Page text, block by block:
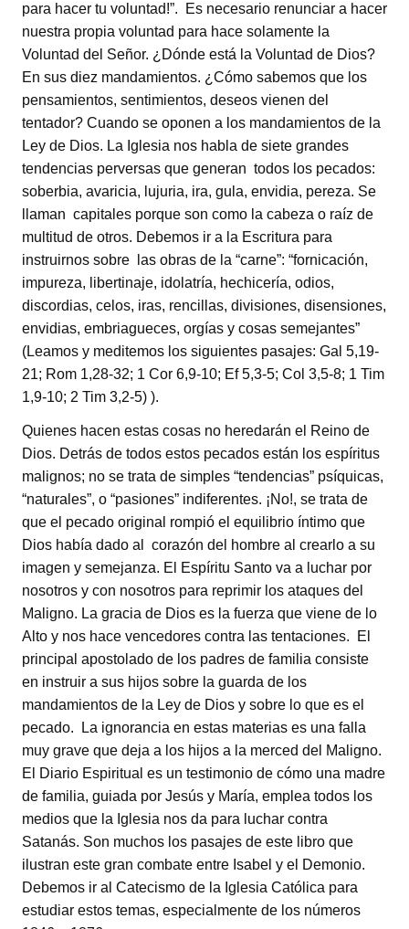
para hacer tu voluntad!”. Es necesario renunciar a hacer
nuestra propia voluntad para hace solamente la
Voluntad del Señor. ¿Dónde está la Voluntad de Dios?
En sus diez mandamientos. ¿Cómo sabemos que los
pensamientos, sentimientos, deseos vienen del
tentador? Cuando se oponen a los mandamientos de la
Ley de Dios. La Iglesia nos habla de siete grandes
tendencias perversas que generan todos los pecados:
soberbia, avaricia, lujuria, ira, gula, envidia, pereza. Se
llaman capitales porque son como la cabeza o raíz de
multitud de otros. Debemos ir a la Escritura para
instruirnos sobre las obras de la “carne”: “fornicación,
impureza, libertinaje, idolatría, hechicería, odios,
discordias, celos, iras, rencillas, divisiones, disensiones,
envidias, embriagueces, orgías y cosas semejantes”
(Leamos y meditemos los siguientes pasajes: Gal 5,19-
21; Rom 1,28-32; 1 Cor 6,9-10; Ef 5,3-5; Col 3,5-8; 1 Tim
1,9-10; 2 Tim 3,2-5) ).
Quienes hacen estas cosas no heredarán el Reino de
Dios. Detrás de todos estos pecados están los espíritus
malignos; no se trata de simples “tendencias” psíquicas,
“naturales”, o “pasiones” indiferentes. ¡No!, se trata de
que el pecado original rompió el equilibrio íntimo que
Dios había dado al corazón del hombre al crearlo a su
imagen y semejanza. El Espíritu Santo va a luchar por
nosotros y con nosotros para reprimir los ataques del
Maligno. La gracia de Dios es la fuerza que viene de lo
Alto y nos hace vencedores contra las tentaciones. El
principal apostolado de los padres de familia consiste
en instruir a sus hijos sobre la guarda de los
mandamientos de la Ley de Dios y sobre lo que es el
pecado. La ignorancia en estas materias es una falla
muy grave que deja a los hijos a la merced del Maligno.
El Diario Espiritual es un testimonio de cómo una madre
de familia, guiada por Jesús y María, emplea todos los
medios que la Iglesia nos da para luchar contra
Satanás. Son muchos los pasajes de este libro que
ilustran este gran combate entre Isabel y el Demonio.
Debemos ir al Catecismo de la Iglesia Católica para
estudiar estos temas, especialmente de los números